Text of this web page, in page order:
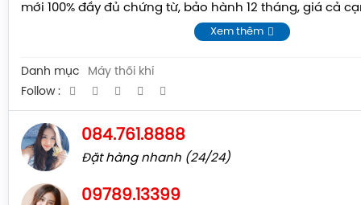
mới 100% đầy đủ chứng từ, bảo hành 12 tháng, giá cả
Xem thêm
Danh mục
Máy thổi khí
Follow :
084.761.8888
Đặt hàng nhanh (24/24)
09789.13399